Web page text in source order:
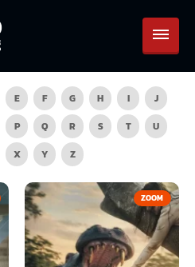
E F G H I
J
P Q R S T
U
X Y Z
ZOOM